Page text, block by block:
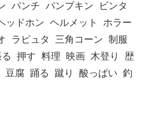
パンチ パンプキン
ビンタ
ッドホン ヘルメット
ホラー
ラピュタ 三角コーン 制服
押す 料理 映画 木登り
歴
豆腐 踊る 蹴り 酸っぱい 釣